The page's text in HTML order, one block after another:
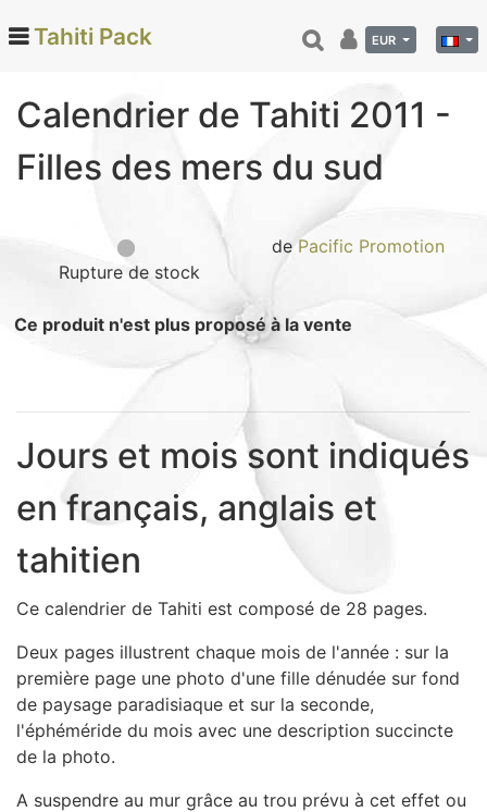
Monoi de Tahiti (66)
Noix de coco (24)
Vanille de Tahiti (26)
Calendriers et agenda (6)
Danse tahitienne (29)
Décoration (22)
Sacs, Bijoux et Accessoires (33)
Loisirs (19)
Nos Box (12)
Nouveautés
Informations
Retour et remboursement
Nous contacter
Tahiti Pack EUR
Calendrier de Tahiti 2011 -
Filles des mers du sud
Rupture de stock
dePacific Promotion
Ce produit n'est plus proposé à la vente
Jours et mois sont indiqués
en français, anglais et
tahitien
Ce calendrier de Tahiti est composé de 28 pages.
Deux pages illustrent chaque mois de l'année : sur la
première page une photo d'une fille dénudée sur fond
de paysage paradisiaque et sur la seconde,
l'éphéméride du mois avec une description succincte
de la photo.
A suspendre au mur grâce au trou prévu à cet effet ou